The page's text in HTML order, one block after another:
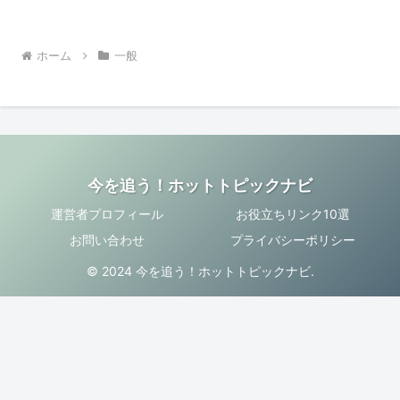
ホーム 一般
今を追う！ホットトピックナビ
運営者プロフィール
お役立ちリンク10選
お問い合わせ
プライバシーポリシー
© 2024 今を追う！ホットトピックナビ.